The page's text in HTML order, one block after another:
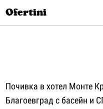
Ofertini
Почивка в хотел Монте
Благоевград с басейн и